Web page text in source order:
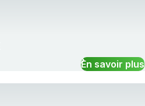
En savoir plus